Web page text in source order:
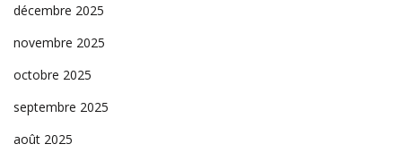
décembre 2025
novembre 2025
octobre 2025
septembre 2025
août 2025